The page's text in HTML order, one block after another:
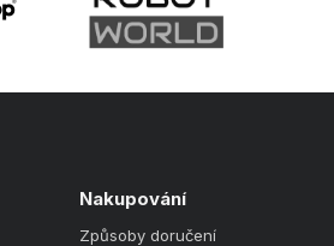
Nakupování
Způsoby doručení